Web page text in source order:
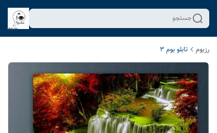
جستجو
رزبوم تابلو بوم 3